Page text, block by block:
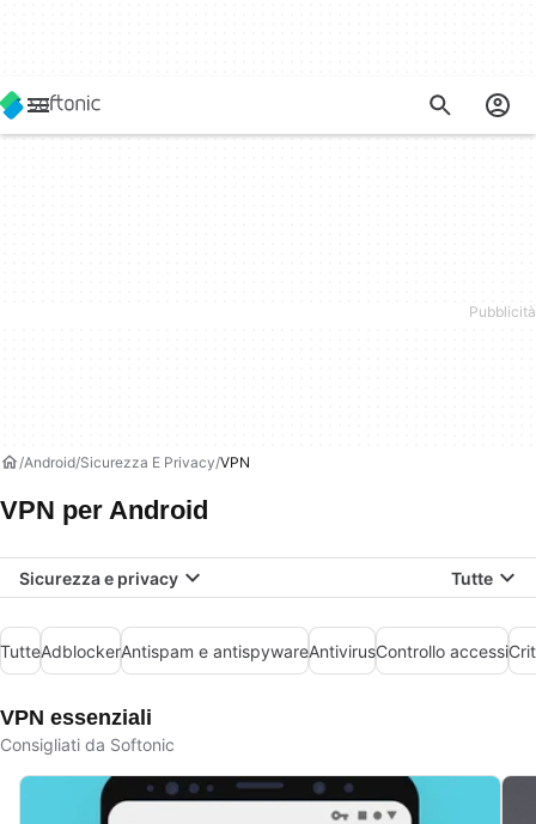
Android Sicurezza E Privacy VPN
VPN per Android
Sicurezza e privacy Tutte
TutteAdblockerAntispam e antispywareAntivirusControllo accessi
VPN essenziali
Consigliati da Softonic